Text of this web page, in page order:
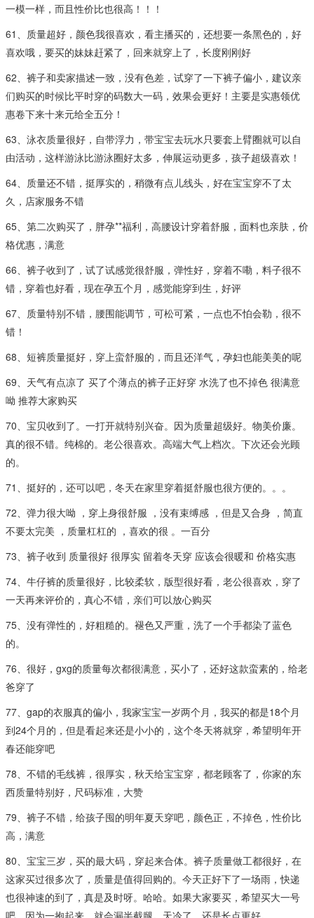
一模一样，而且性价比也很高！！！
61、质量超好，颜色我很喜欢，看主播买的，还想要一条黑色的，好
喜欢哦，要买的妹妹赶紧了，回来就穿上了，长度刚刚好
62、裤子和卖家描述一致，没有色差，试穿了一下裤子偏小，建议亲
们购买的时候比平时穿的码数大一码，效果会更好！主要是实惠领优
惠卷下来十来元给全五分！
63、泳衣质量很好，自带浮力，带宝宝去玩水只要套上臂圈就可以自
由活动，这样游泳比游泳圈好太多，伸展运动更多，孩子超级喜欢！
64、质量还不错，挺厚实的，稍微有点儿线头，好在宝宝穿不了太
久，店家服务不错
65、第二次购买了，胖孕**福利，高腰设计穿着舒服，面料也亲肤，价
格优惠，满意
66、裤子收到了，试了试感觉很舒服，弹性好，穿着不嘞，料子很不
错，穿着也好看，现在孕五个月，感觉能穿到生，好评
67、质量特别不错，腰围能调节，可松可紧，一点也不怕会勒，很不
错！
68、短裤质量挺好，穿上蛮舒服的，而且还洋气，孕妇也能美美的呢
69、天气有点凉了 买了个薄点的裤子正好穿 水洗了也不掉色 很满意
呦 推荐大家购买
70、宝贝收到了。一打开就特别兴奋。因为质量超级好。物美价廉。
真的很不错。纯棉的。老公很喜欢。高端大气上档次。下次还会光顾
的。
71、挺好的，还可以吧，冬天在家里穿着挺舒服也很方便的。。。
72、弹力很大呦 ，穿上身很舒服 ，没有束缚感 ，但是又合身 ，简直
不要太完美 ，质量杠杠的 ，喜欢的很 。一百分
73、裤子收到 质量很好 很厚实 留着冬天穿 应该会很暖和 价格实惠
74、牛仔裤的质量很好，比较柔软，版型很好看，老公很喜欢，穿了
一天再来评价的，真心不错，亲们可以放心购买
75、没有弹性的，好粗糙的。褪色又严重，洗了一个手都染了蓝色
的。
76、很好，gxg的质量每次都很满意，买小了，还好这款蛮素的，给老
爸穿了
77、gap的衣服真的偏小，我家宝宝一岁两个月，我买的都是18个月
到24个月的，但是看起来还是小小的，这个冬天将就穿，希望明年开
春还能穿吧
78、不错的毛线裤，很厚实，秋天给宝宝穿，都老顾客了，你家的东
西质量特别好，尺码标准，大赞
79、裤子不错，给孩子囤的明年夏天穿吧，颜色正，不掉色，性价比
高，满意
80、宝宝三岁，买的最大码，穿起来合体。裤子质量做工都很好，在
这家买过很多次了，质量是值得回购的。今天正好下了一场雨，快递
也很神速的到了，真是及时呀。哈哈。如果大家要买，希望买大一号
吧，因为一抱起来，就会漏半截腿。天冷了，还是长点更好。